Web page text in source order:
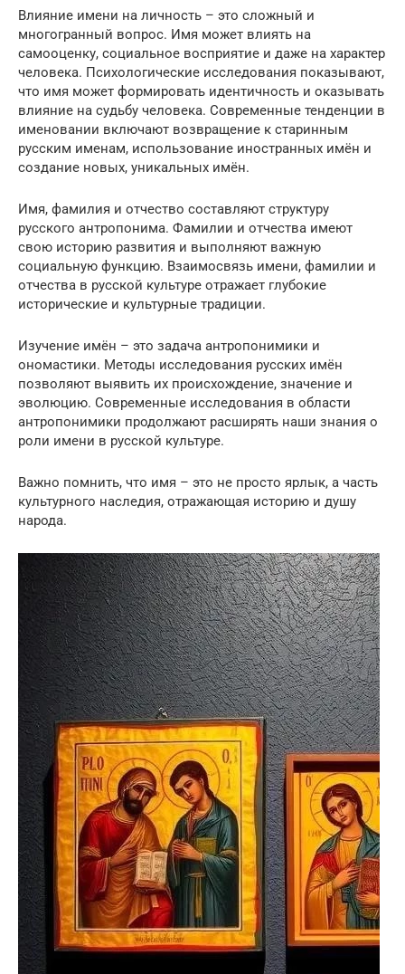
Влияние имени на личность – это сложный и
многогранный вопрос. Имя может влиять на
самооценку, социальное восприятие и даже на характер
человека. Психологические исследования показывают,
что имя может формировать идентичность и оказывать
влияние на судьбу человека. Современные тенденции в
именовании включают возвращение к старинным
русским именам, использование иностранных имён и
создание новых, уникальных имён.
Имя, фамилия и отчество составляют структуру
русского антропонима. Фамилии и отчества имеют
свою историю развития и выполняют важную
социальную функцию. Взаимосвязь имени, фамилии и
отчества в русской культуре отражает глубокие
исторические и культурные традиции.
Изучение имён – это задача антропонимики и
ономастики. Методы исследования русских имён
позволяют выявить их происхождение, значение и
эволюцию. Современные исследования в области
антропонимики продолжают расширять наши знания о
роли имени в русской культуре.
Важно помнить, что имя – это не просто ярлык, а часть
культурного наследия, отражающая историю и душу
народа.